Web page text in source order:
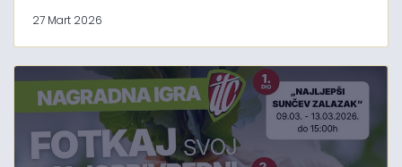
27 Mart 2026